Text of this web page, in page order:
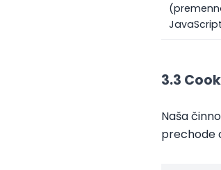
3.3
Naša
prechode